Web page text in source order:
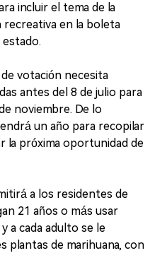
incluir el tema de la
recreativa en la boleta
votación necesita
antes del 8 de julio para
noviembre. De lo
un año para recopilar
la próxima oportunidad de
a los residentes de
21 años o más usar
a cada adulto se le
plantas de marihuana, con